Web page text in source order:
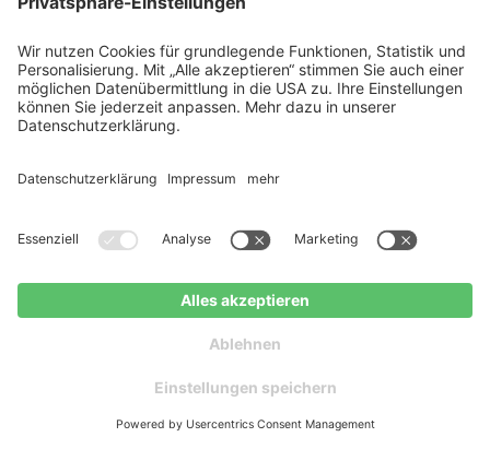
Kostenlose Beratung
Kostenloser
bei der Antragstellung für die gewünschten
Maßnahmen. Nach der Genehmigung begleiten wir
die Umsetzung und kümmern uns um die Vorlage
der Nachweise für die Auszahlung der Förderung.
Aufwand ab – von der Antragstellung bis zur
Wesentliche konzentrieren: die fachgerechte